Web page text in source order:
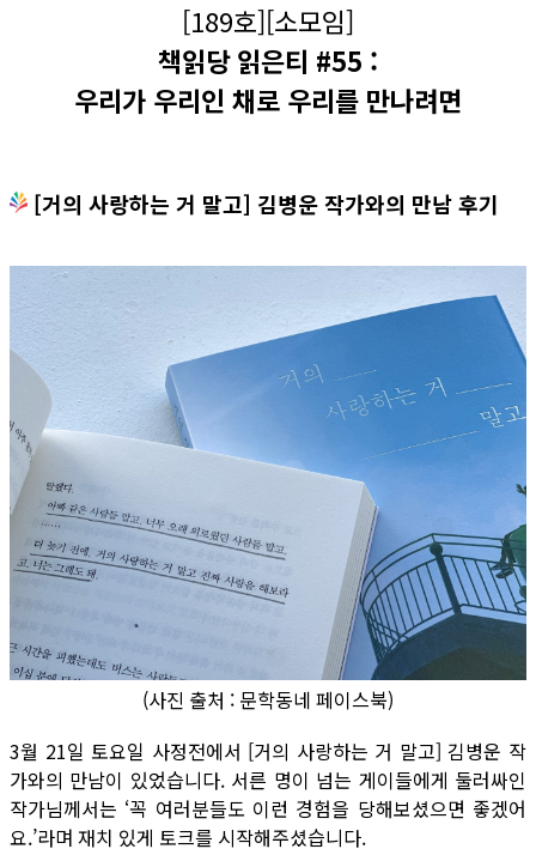
[189호][소모임]
책읽당 읽은티 #55 :
우리가 우리인 채로 우리를 만나려면
[거의 사랑하는 거 말고] 김병운 작가와의 만남 후기
(사진 출처 : 문학동네 페이스북)
3월 21일 토요일 사정전에서 [거의 사랑하는 거 말고] 김병운 작
가와의 만남이 있었습니다. 서른 명이 넘는 게이들에게 둘러싸인
작가님께서는 ‘꼭 여러분들도 이런 경험을 당해보셨으면 좋겠어
요.’라며 재치 있게 토크를 시작해주셨습니다.